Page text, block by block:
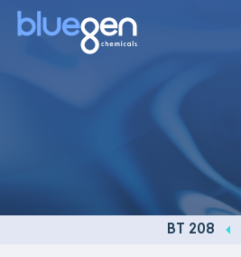
BT 208